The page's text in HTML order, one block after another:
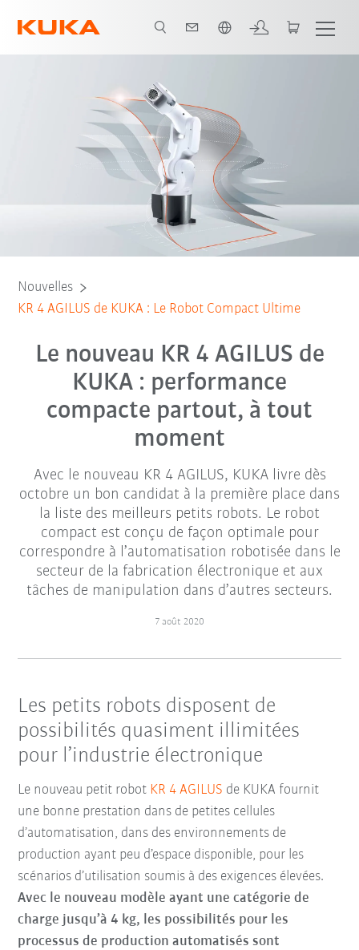
Nouvelles
KR 4 AGILUS de KUKA : Le Robot Compact Ultime
Le nouveau KR 4 AGILUS de
KUKA : performance
compacte partout, à tout
moment
Avec le nouveau KR 4 AGILUS, KUKA livre dès
octobre un bon candidat à la première place dans
la liste des meilleurs petits robots. Le robot
compact est conçu de façon optimale pour
correspondre à l’automatisation robotisée dans le
secteur de la fabrication électronique et aux
tâches de manipulation dans d’autres secteurs.
7 août 2020
Les petits robots disposent de
possibilités quasiment illimitées
pour l’industrie électronique
Le nouveau petit robot KR 4 AGILUS de KUKA fournit
une bonne prestation dans de petites cellules
d’automatisation, dans des environnements de
production ayant peu d’espace disponible, pour les
scénarios d’utilisation soumis à des exigences élevées.
Avec le nouveau modèle ayant une catégorie de
charge jusqu’à 4 kg, les possibilités pour les
processus de production automatisés sont